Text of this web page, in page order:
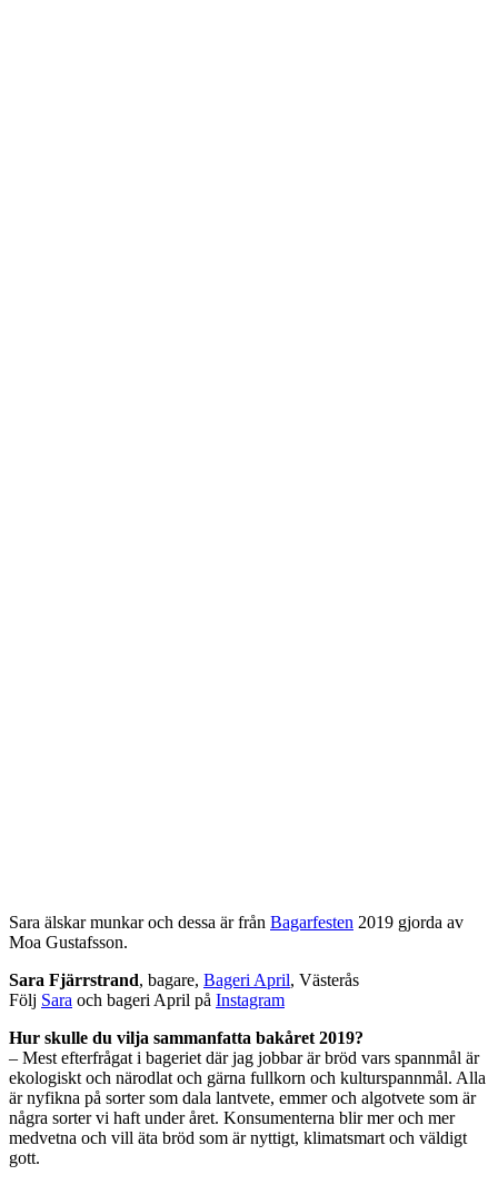
Sara älskar munkar och dessa är från Bagarfesten 2019 gjorda av
Moa Gustafsson.
Sara Fjärrstrand, bagare, Bageri April, Västerås
Följ Sara och bageri April på Instagram
Hur skulle du vilja sammanfatta bakåret 2019?
– Mest efterfrågat i bageriet där jag jobbar är bröd vars spannmål är
ekologiskt och närodlat och gärna fullkorn och kulturspannmål. Alla
är nyfikna på sorter som dala lantvete, emmer och algotvete som är
några sorter vi haft under året. Konsumenterna blir mer och mer
medvetna och vill äta bröd som är nyttigt, klimatsmart och väldigt
gott.